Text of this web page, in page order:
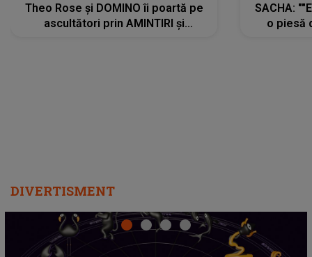
Theo Rose și DOMINO îi poartă pe
ascultători prin AMINTIRI și
SACHA:
o piesă
DIVERTISMENT